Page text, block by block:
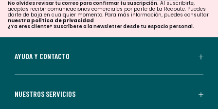
para
confirmar
tu
suscripción.
aceptas
No olvides revisar tu correo para confirmar tu suscripción. Al suscribirte,
aceptas recibir comunicaciones comerciales por parte de La Redoute. Puedes
darte de baja en cualquier momento. Para más información, puedes consultar
nuestra política de privacidad.
¿Ya eres cliente? Suscríbete a la newsletter desde tu espacio personal.
AYUDA Y CONTACTO
NUESTROS SERVICIOS